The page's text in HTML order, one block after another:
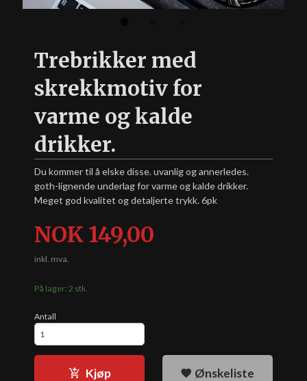
Trebrikker med
skrekkmotiv for
varme og kalde
drikker.
Du kommer til å elske disse. uvanlig og annerledes.
goth-lignende underlag for varme og kalde drikker.
Meget god kvalitet og detaljerte trykk. 6pk
Pris
NOK 149,00
inkl. mva.
På lager: 2 stk.
Antall
Kjøp Ønskeliste